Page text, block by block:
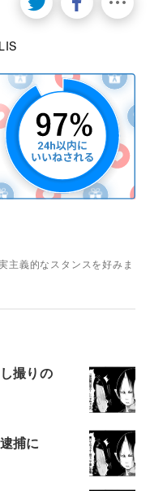
主義的なスタンスを好みま
撮りの
捕に